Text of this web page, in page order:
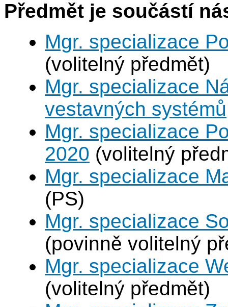
Předmět je součástí
Mgr. specializace
(volitelný předmět)
Mgr. specializace
vestavných
Mgr. specializace
2020 (volitelný
Mgr. specializace
(PS)
Mgr. specializace
(povinně volitelný
Mgr. specializace
(volitelný předmět)